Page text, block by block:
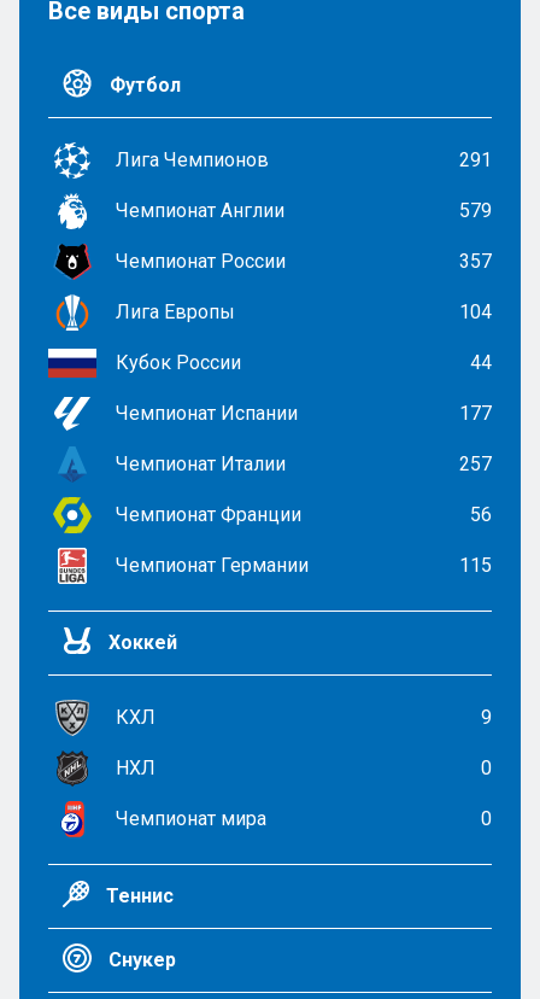
Все виды спорта
Футбол
Лига Чемпионов 291
Чемпионат Англии 579
Чемпионат России 357
Лига Европы 104
Кубок России 44
Чемпионат Испании 177
Чемпионат Италии 257
Чемпионат Франции 56
Чемпионат Германии 115
Хоккей
КХЛ 9
НХЛ 0
Чемпионат мира 0
Теннис
Снукер